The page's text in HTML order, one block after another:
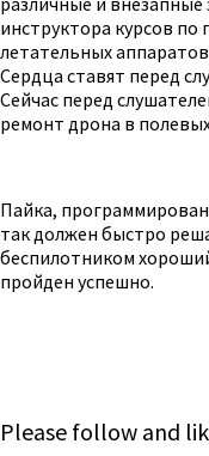
инструктора курсов
летательных
Сердца ставят перед
Сейчас перед
ремонт дрона в
Пайка,
так должен быстро
беспилотником
пройден успешно.
Please follow and